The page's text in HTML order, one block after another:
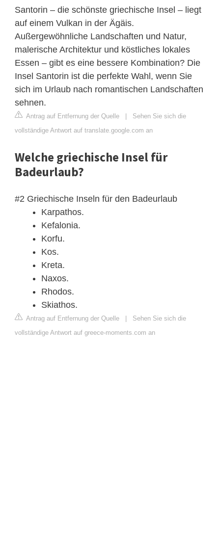
Santorin – die schönste griechische Insel – liegt
auf einem Vulkan in der Ägäis.
Außergewöhnliche Landschaften und Natur,
malerische Architektur und köstliches lokales
Essen – gibt es eine bessere Kombination? Die
Insel Santorin ist die perfekte Wahl, wenn Sie
sich im Urlaub nach romantischen Landschaften
sehnen.
Antrag auf Entfernung der Quelle
Sehen Sie sich die
vollständige Antwort auf translate.google.com an
Welche griechische Insel für
Badeurlaub?
#2 Griechische Inseln für den Badeurlaub
Karpathos.
Kefalonia.
Korfu.
Kos.
Kreta.
Naxos.
Rhodos.
Skiathos.
Antrag auf Entfernung der Quelle
Sehen Sie sich die
vollständige Antwort auf greece-moments.com an